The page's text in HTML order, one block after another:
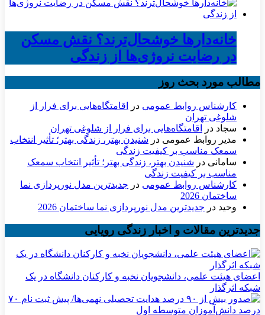
خانه‌دارها خوشحال‌ترند؟ نقش مسکن
در رضایت نروژی‌ها از زندگی
مطالب مورد بحث روز
کارشناس روابط عمومی در
اقامتگاه‌هایی برای فرار از
شلوغی تهران
سجاد در
اقامتگاه‌هایی برای فرار از شلوغی تهران
مدیر روابط عمومی در شنیدن بهتر، زندگی بهتر؛ تأثیر انتخاب
سمعک مناسب بر کیفیت زندگی
سامانی در شنیدن بهتر، زندگی بهتر؛ تأثیر انتخاب سمعک
مناسب بر کیفیت زندگی
کارشناس روابط عمومی در جدیدترین مدل نورپردازی نما
ساختمان 2026
وحید در جدیدترین مدل نورپردازی نما ساختمان 2026
جدیدترین مقالات و اخبار زندگی رویایی
اعضای هیئت علمی، دانشجویان نخبه و کارکنان دانشگاه در یک
شبکه‌ اثرگذار